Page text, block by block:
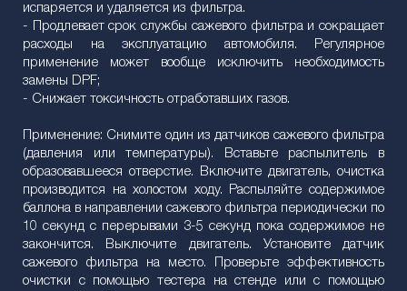
испаряется и удаляется из фильтра.
- Продлевает срок службы сажевого фильтра и сокращает
расходы на эксплуатацию автомобиля. Регулярное
применение может вообще исключить необходимость
замены DPF;
- Снижает токсичность отработавших газов.
Применение: Снимите один из датчиков сажевого фильтра
(давления или температуры). Вставьте распылитель в
образовавшееся отверстие. Включите двигатель, очистка
производится на холостом ходу. Распыляйте содержимое
баллона в направлении сажевого фильтра периодически по
10 секунд с перерывами 3-5 секунд пока содержимое не
закончится. Выключите двигатель. Установите датчик
сажевого фильтра на место. Проверьте эффективность
очистки с помощью тестера на стенде или с помощью